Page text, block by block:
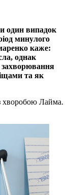
один випадок
минулого
каже:
однак
захворювання
та як
хворобою Лайма.